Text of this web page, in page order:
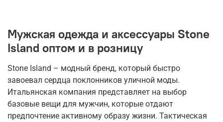
Мужская одежда и аксессуары Stone
Island оптом и в розницу
Stone Island – модный бренд, который быстро
завоевал сердца поклонников уличной моды.
Итальянская компания представляет на выбор
базовые вещи для мужчин, которые отдают
предпочтение активному образу жизни. Тактическая